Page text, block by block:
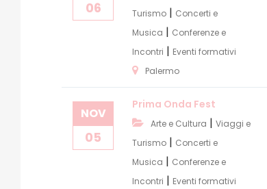
06
Turismo | Concerti e
Musica | Conferenze e
Incontri | Eventi formativi
Palermo
NOV
05
Prima Onda Fest
Arte e Cultura | Viaggi e
Turismo | Concerti e
Musica | Conferenze e
Incontri | Eventi formativi